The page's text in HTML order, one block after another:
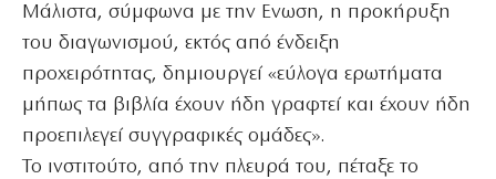
Μάλιστα, σύμφωνα με την Ενωση, η προκήρυξη
του διαγωνισμού, εκτός από ένδειξη
προχειρότητας, δημιουργεί «εύλογα ερωτήματα
μήπως τα βιβλία έχουν ήδη γραφτεί και έχουν ήδη
προεπιλεγεί συγγραφικές ομάδες».
Το ινστιτούτο, από την πλευρά του, πέταξε το